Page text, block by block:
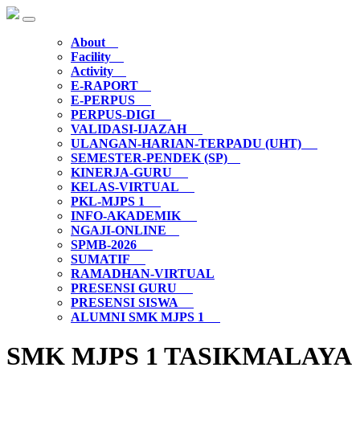
About
Facility
Activity
E-RAPORT
E-PERPUS
PERPUS-DIGI
VALIDASI-IJAZAH
ULANGAN-HARIAN-TERPADU (UHT)
SEMESTER-PENDEK (SP)
KINERJA-GURU
KELAS-VIRTUAL
PKL-MJPS 1
INFO-AKADEMIK
NGAJI-ONLINE
SPMB-2026
SUMATIF
RAMADHAN-VIRTUAL
PRESENSI GURU
PRESENSI SISWA
ALUMNI SMK MJPS 1
SMK MJPS 1 TASIKMALAYA